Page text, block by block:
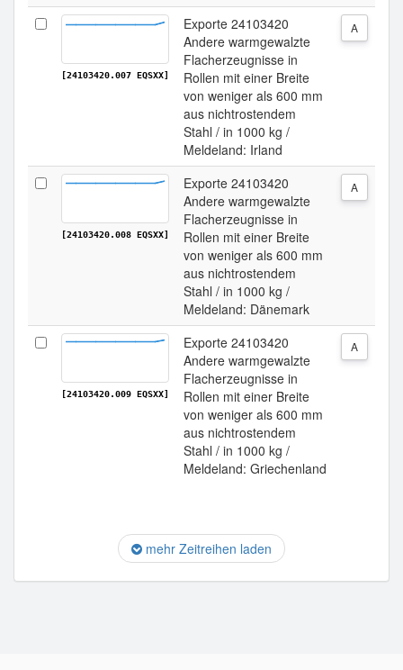
[24103420.007 EQSXX]
Exporte 24103420
Andere warmgewalzte
Flacherzeugnisse in
Rollen mit einer Breite
von weniger als 600 mm
aus nichtrostendem
Stahl / in 1000 kg /
Meldeland: Irland
A
[24103420.008 EQSXX]
Exporte 24103420
Andere warmgewalzte
Flacherzeugnisse in
Rollen mit einer Breite
von weniger als 600 mm
aus nichtrostendem
Stahl / in 1000 kg /
Meldeland: Dänemark
A
[24103420.009 EQSXX]
Exporte 24103420
Andere warmgewalzte
Flacherzeugnisse in
Rollen mit einer Breite
von weniger als 600 mm
aus nichtrostendem
Stahl / in 1000 kg /
Meldeland: Griechenland
A
mehr Zeitreihen laden